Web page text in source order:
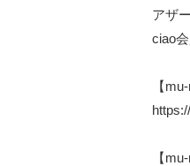
アザ
ciao
【
【